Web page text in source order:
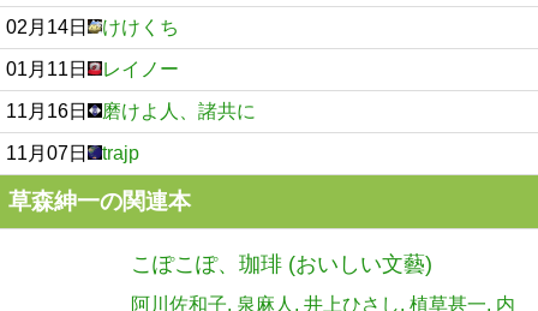
02月14日 けけくち
01月11日 レイノー
11月16日 磨けよ人、諸共に
11月07日 trajp
草森紳一の関連本
こぽこぽ、珈琲 (おいしい文藝)
阿川佐和子 泉麻人 井上ひさし 植草甚一 内